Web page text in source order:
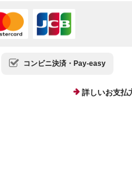
コンビニ決済・Pay-easy
詳しいお支払